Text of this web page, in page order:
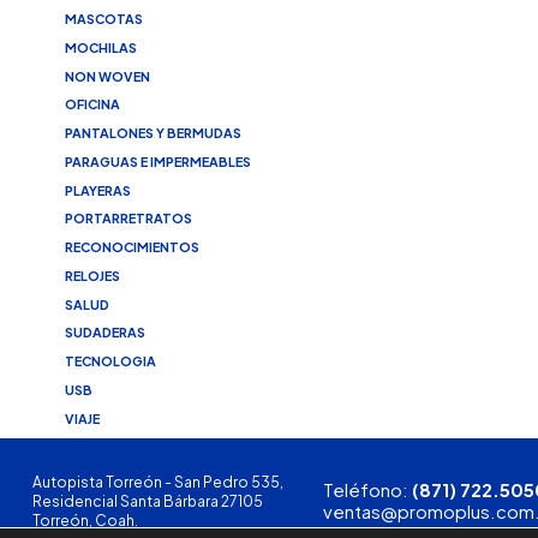
MASCOTAS
MOCHILAS
NON WOVEN
OFICINA
PANTALONES Y BERMUDAS
PARAGUAS E IMPERMEABLES
PLAYERAS
PORTARRETRATOS
RECONOCIMIENTOS
RELOJES
SALUD
SUDADERAS
TECNOLOGIA
USB
VIAJE
Autopista Torreón - San Pedro 535,
Residencial Santa Bárbara 27105
Torreón, Coah.
Teléfono: (871)